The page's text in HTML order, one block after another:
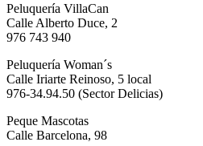
Peluquería VillaCan
Calle Alberto Duce, 2
976 743 940
Peluquería Woman´s
Calle Iriarte Reinoso, 5 local
976-34.94.50 (Sector Delicias)
Peque Mascotas
Calle Barcelona, 98